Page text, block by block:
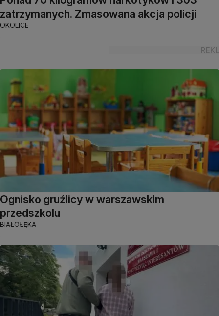
zatrzymanych. Zmasowana akcja policji
OKOLICE
Ognisko gruźlicy w warszawskim
przedszkolu
BIAŁOŁĘKA